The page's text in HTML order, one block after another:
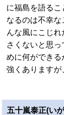
に福島を語る
なるのは不幸な
んな風にこじ
さくないと思
めに何ができ
強くありますが
五十嵐泰正(い